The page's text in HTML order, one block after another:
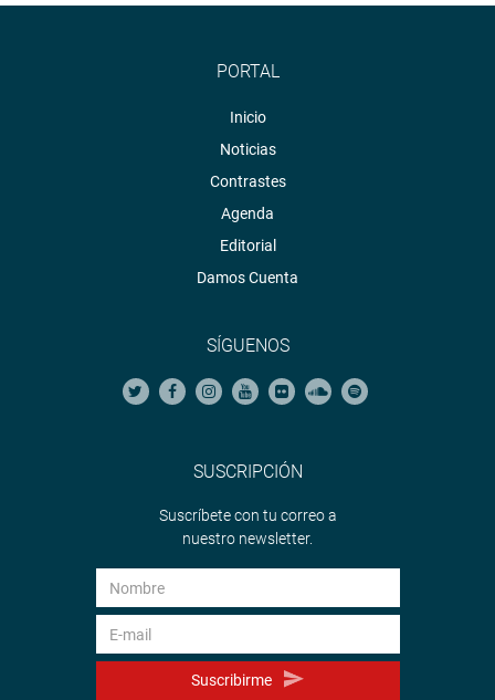
PORTAL
Inicio
Noticias
Contrastes
Agenda
Editorial
Damos Cuenta
SÍGUENOS
SUSCRIPCIÓN
Suscríbete con tu correo a
nuestro newsletter.
Suscribirme